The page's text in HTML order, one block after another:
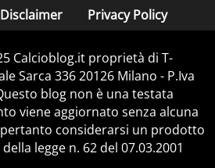
Disclaimer Privacy Policy
Calcioblog.it proprietà di T-
Sarca 336 20126 Milano - P.Iva
blog non è una testata
viene aggiornato senza alcuna
considerarsi un prodotto
legge n. 62 del 07.03.2001